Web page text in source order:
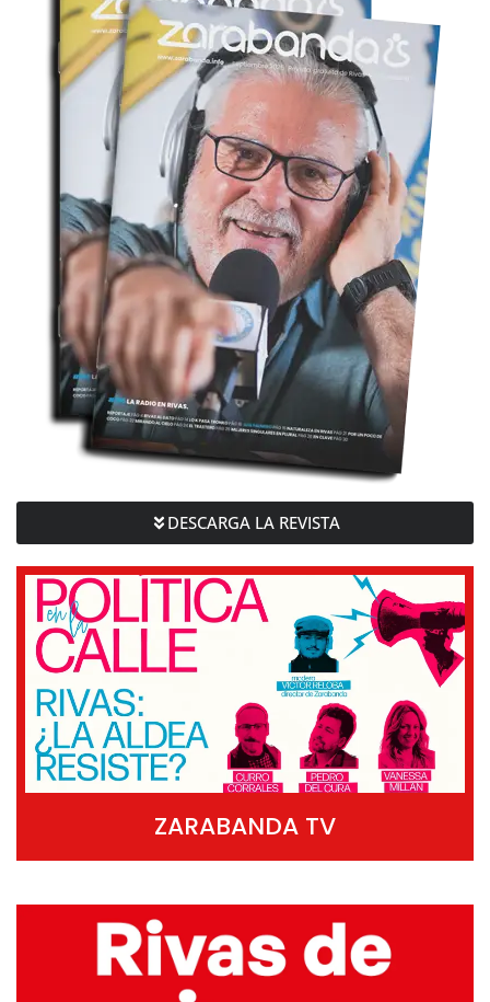
DESCARGA LA REVISTA
ZARABANDA TV